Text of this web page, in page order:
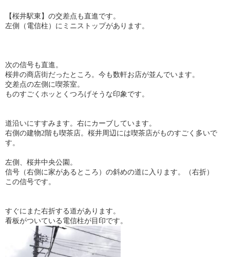
【桜井駅東】の交差点も直進です。
左側（電信柱）にミニストップがあります。
次の信号も直進。
桜井の商店街だったところ。今も数軒お店が並んでいます。
交差点の左側に喫茶室。
ものすごくホッとくつろげそうな印象です。
道沿いにすすみます。右にカーブしています。
右側の建物2階も喫茶店。桜井周辺には喫茶店がものすごく多いで
す。
左側、桜井中央公園。
信号（右側に家があるところ）の斜めの道に入ります。（右折）
この信号です。
すぐにまた右折する道があります。
看板がついている電信柱が目印です。